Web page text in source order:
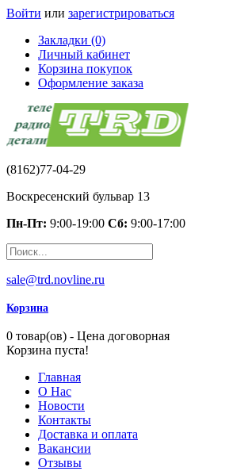
Войти или зарегистрироваться
Закладки (0)
Личный кабинет
Корзина покупок
Оформление заказа
(8162)77-04-29
Воскресенский бульвар 13
Пн-Пт: 9:00-19:00 Сб: 9:00-17:00
sale@trd.novline.ru
Корзина
0 товар(ов) - Цена договорная
Корзина пуста!
Главная
О Нас
Новости
Контакты
Доставка и оплата
Вакансии
Отзывы